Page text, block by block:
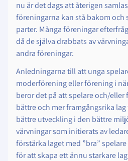
nu är det dags att återigen
föreningarna kan stå bakom och
parter. Många föreningar
då de själva drabbats av
andra föreningar.
Anledningarna till att unga
moderförening eller förening i
beror det på att spelare och/
bättre och mer framgångsrika
bättre utveckling i den bättre
värvningar som initierats av
förstärka laget med ”bra”
för att skapa ett ännu starkare